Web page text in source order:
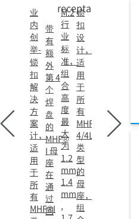
业
内
创
举-
锁
扣
解
决
方
案
计，
适
用
于
所
有
MHF®I
receptacle)
带
有
额
外
第 4
个
焊
盘
的
MHF®
I 母
座
在
通
过
回
M.2
行
业
标
准，
组
合
高
度
最
大
为
1.2
mm,
1.4
mm
,
锁
扣
设
计，
适
用
于
所
有
MHF
4/4L
类
型
的
母
座，
组